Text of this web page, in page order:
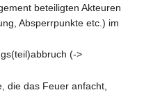
beteiligten Akteuren
Absperrpunkte etc.) im
(->
die das Feuer anfacht,